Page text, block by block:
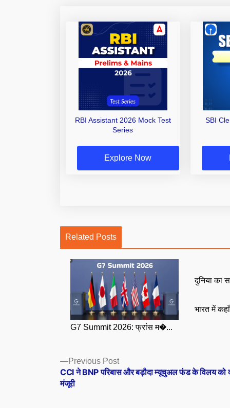
RBI Assistant 2026 Mock Test
Series
Explore Now
SBI
Related Posts
G7 Summit 2026: फ्रांस म�...
दुनिया का
भारत में
Posts
navigation
Previous PostPrevious
post:
CCI ने BNP परिबास और बड़ौदा म्यूचुअल फंड के विलय को
मंजूरी